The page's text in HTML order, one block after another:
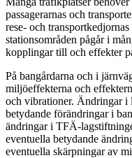
passagerarnas och
rese- och
stationsområden pågår i
kopplingar till och effekter
På bangårdarna och i
miljöeffekterna och
och vibrationer. Ändringar i
betydande förändringar i
ändringar i TFÄ-
eventuella betydande
eventuella skärpningar av